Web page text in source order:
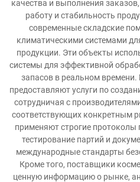
качества и выполнения
работу и стабильность
современные складские
климатическими системами
продукции. Эти объекты
системы для эффективной
запасов в реальном
предоставляют услуги по
сотрудничая с
соответствующих конкретным
применяют строгие протоколы
тестирование партий и
международные стандарты
Кроме того, поставщики
ценную информацию о рынке,